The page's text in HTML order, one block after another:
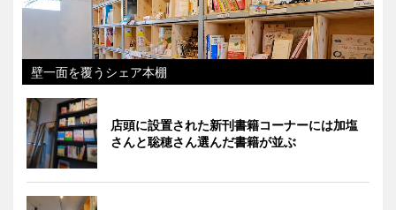
壁一面を覆うシェア本棚
店頭に設置された新刊書籍コーナーには加塩
さんと聡穂さん選んだ書籍が並ぶ